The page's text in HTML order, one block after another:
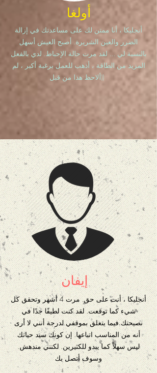
أولغا
أنجليكا ، أنا ممتن لك على مساعدتك في إزالة
الضرر والعين الشريرة. أصبح العيش أسهل
بالنسبة لي ... لقد مرت حالة الإحباط. لدي بالفعل
المزيد من الطاقة ، أذهب للعمل برغبة أكبر ، لم
ألاحظ هذا من قبل))
إيفان
أنجليكا ، أنت على حق. مرت 4 أشهر وتحقق كل
شيء كما توقعت. لقد كنت لطيفًا جدًا في
نصيحتك فيما يتعلق بموقفي لدرجة أنني لا أرى
أنه من المناسب اتباعها. إن كونك سيد حياتك
ليس سهلاً كما يبدو للكثيرين. لكنني مندهش.
وسوف أتصل بك